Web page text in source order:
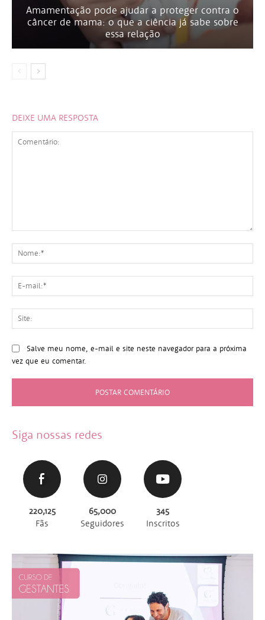
Amamentação pode ajudar a proteger contra o
câncer de mama: o que a ciência já sabe sobre
essa relação
DEIXE UMA RESPOSTA
Salve meu nome, e-mail e site neste navegador para a próxima
vez que eu comentar.
Siga nossas redes
220,125
Fãs
65,000
Seguidores
345
Inscritos